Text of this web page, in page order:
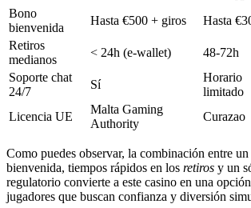
Bono
bienvenida
Hasta €500 + giros Hasta
Retiros
medianos
< 24h (e‑wallet) 48‑72h
Soporte chat
24/7
Sí
Horario
limitado
Licencia UE
Malta Gaming
Authority
Curazao
Como puedes observar, la combinación entre
bienvenida, tiempos rápidos en los retiros y un
regulatorio convierte a este casino en una
jugadores que buscan confianza y diversión